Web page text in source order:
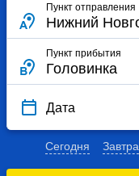
Пункт отправления
Пункт прибытия
Дата
Сегодня Завтра